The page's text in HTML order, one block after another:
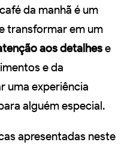
da manhã é um
transformar em um
aos detalhese
e da
uma experiência
alguém especial.
apresentadas neste